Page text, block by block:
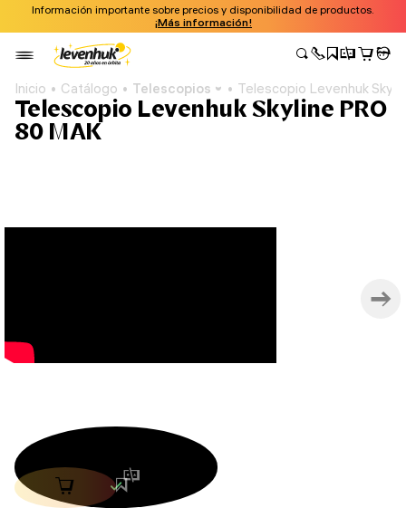
Información importante sobre precios y disponibilidad de productos.
¡Más información!
Inicio Catálogo Telescopios Telescopio Levenhuk
Telescopio Levenhuk Skyline PRO
80 MAK